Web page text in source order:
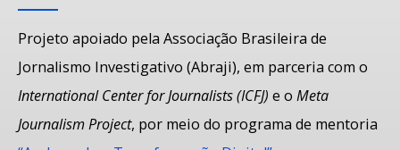
Projeto apoiado pela Associação Brasileira de
Jornalismo Investigativo (Abraji), em parceria com o
International Center for Journalists (ICFJ) e o Meta
Journalism Project, por meio do programa de mentoria